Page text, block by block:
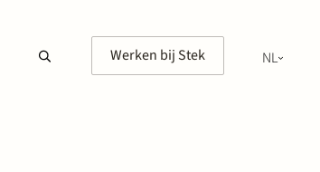
Werken bij Stek
NL